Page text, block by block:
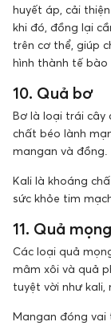
huyết áp, cải
khi đó, đồng lại
trên cơ thể, giúp
hình thành tế bào
10. Quả bơ
Bơ là loại trái cây
chất béo lành
mangan và đồng.
Kali là khoáng
sức khỏe tim
11. Quả mọng
Các loại quả
mâm xôi và quả
tuyệt vời như kali,
Mangan đóng vai